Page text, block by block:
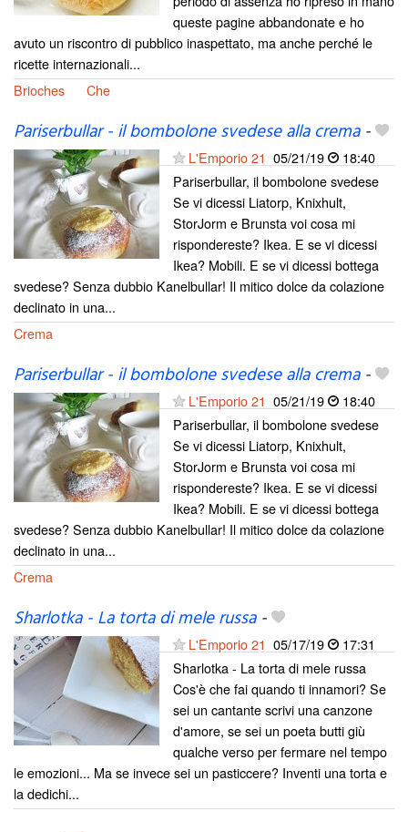
queste pagine abbandonate e ho
avuto un riscontro di pubblico inaspettato, ma anche perché le
ricette internazionali...
Brioches
Che
Pariserbullar - il bombolone svedese alla crema-
L'Emporio 21 05/21/19
18:40
Pariserbullar, il bombolone svedese
Se vi dicessi Liatorp, Knixhult,
StorJorm e Brunsta voi cosa mi
rispondereste? Ikea. E se vi dicessi
Ikea? Mobili. E se vi dicessi bottega
svedese? Senza dubbio Kanelbullar! Il mitico dolce da colazione
declinato in una...
Crema
Pariserbullar - il bombolone svedese alla crema-
L'Emporio 21 05/21/19
18:40
Pariserbullar, il bombolone svedese
Se vi dicessi Liatorp, Knixhult,
StorJorm e Brunsta voi cosa mi
rispondereste? Ikea. E se vi dicessi
Ikea? Mobili. E se vi dicessi bottega
svedese? Senza dubbio Kanelbullar! Il mitico dolce da colazione
declinato in una...
Crema
Sharlotka - La torta di mele russa-
L'Emporio 21 05/17/19
17:31
Sharlotka - La torta di mele russa
Cos'è che fai quando ti innamori? Se
sei un cantante scrivi una canzone
d'amore, se sei un poeta butti giù
qualche verso per fermare nel tempo
le emozioni... Ma se invece sei un pasticcere? Inventi una torta e
la dedichi...